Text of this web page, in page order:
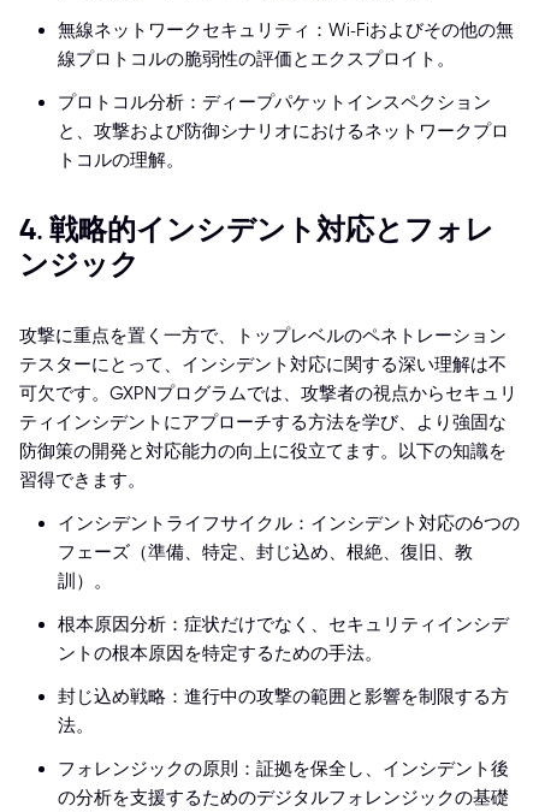
無線ネットワークセキュリティ：Wi-Fiおよびその他の無
線プロトコルの脆弱性の評価とエクスプロイト。
プロトコル分析：ディープパケットインスペクション
と、攻撃および防御シナリオにおけるネットワークプロ
トコルの理解。
4. 戦略的インシデント対応とフォレ
ンジック
攻撃に重点を置く一方で、トップレベルのペネトレーション
テスターにとって、インシデント対応に関する深い理解は不
可欠です。GXPNプログラムでは、攻撃者の視点からセキュリ
ティインシデントにアプローチする方法を学び、より強固な
防御策の開発と対応能力の向上に役立てます。以下の知識を
習得できます。
インシデントライフサイクル：インシデント対応の6つの
フェーズ（準備、特定、封じ込め、根絶、復旧、教
訓）。
根本原因分析：症状だけでなく、セキュリティインシデ
ントの根本原因を特定するための手法。
封じ込め戦略：進行中の攻撃の範囲と影響を制限する方
法。
フォレンジックの原則：証拠を保全し、インシデント後
の分析を支援するためのデジタルフォレンジックの基礎